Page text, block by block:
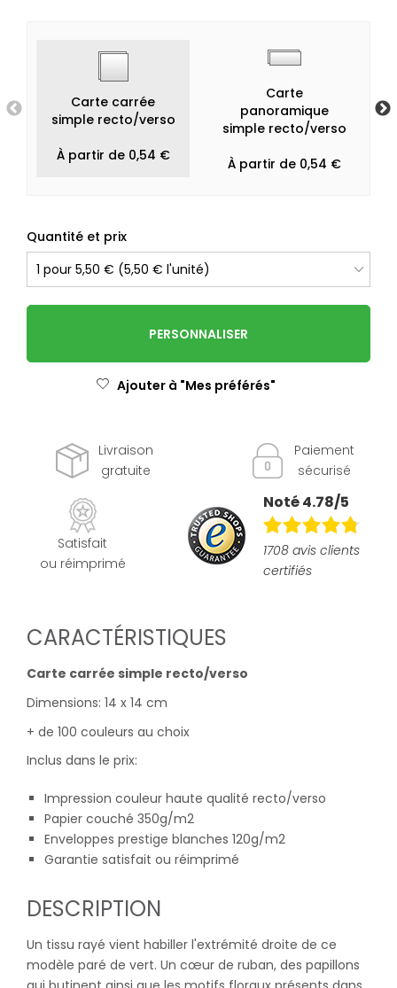
Carte carrée
simple recto/verso
À partir de 0,54 €
Carte
panoramique
simple recto/verso
À partir de 0,54 €
Quantité et prix
PERSONNALISER
Ajouter à "Mes préférés"
Livraison
gratuite
Paiement
sécurisé
Satisfait
ou réimprimé
Noté 4.78/5
1708 avis clients
certifiés
CARACTÉRISTIQUES
Carte carrée simple recto/verso
Dimensions: 14 x 14 cm
+ de 100 couleurs au choix
Inclus dans le prix:
Impression couleur haute qualité recto/verso
Papier couché 350g/m2
Enveloppes prestige blanches 120g/m2
Garantie satisfait ou réimprimé
DESCRIPTION
Un tissu rayé vient habiller l'extrémité droite de ce
modèle paré de vert. Un cœur de ruban, des papillons